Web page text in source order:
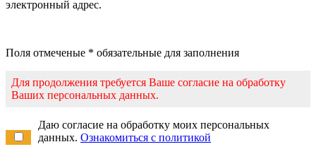
электронный адрес.
Поля отмеченые * обязательные для заполнения
Для продолжения требуется Ваше согласие на обработку
Ваших персональных данных.
Даю согласие на обработку моих персональных
данных. Ознакомиться с политикой